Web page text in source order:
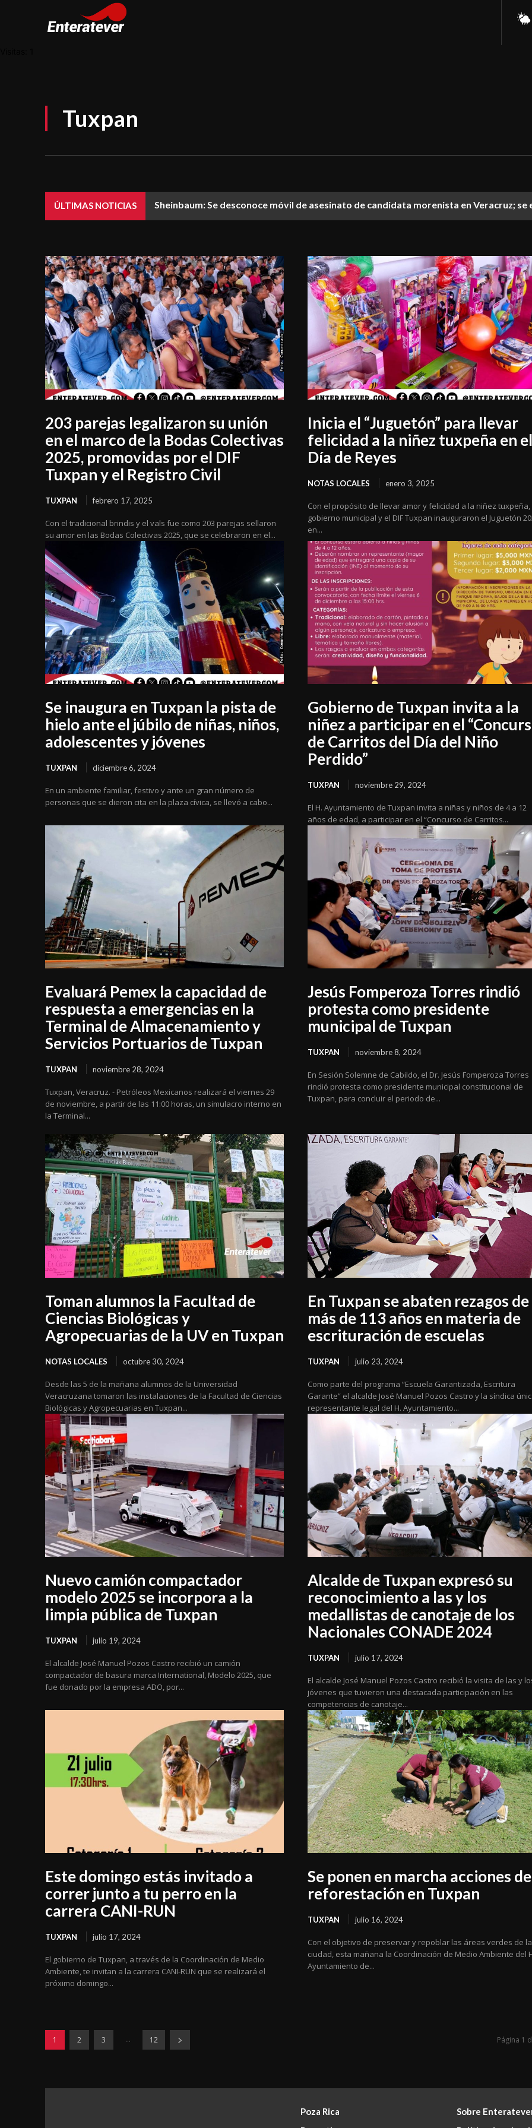
Tuxpan
ÚLTIMAS NOTICIAS Sheinbaum: Se desconoce móvil de asesinato de candidata morenista en Veracruz; se
203 parejas legalizaron su unión
en el marco de la Bodas Colectivas
2025, promovidas por el DIF
Tuxpan y el Registro Civil
TUXPAN febrero 17, 2025
Con el tradicional brindis y el vals fue como 203 parejas sellaron
su amor en las Bodas Colectivas 2025, que se celebraron en el...
Inicia el “Juguetón” para llevar
felicidad a la niñez tuxpeña en
Día de Reyes
NOTAS LOCALES enero 3, 2025
Con el propósito de llevar amor y felicidad a la niñez tuxpeña,
gobierno municipal y el DIF Tuxpan inauguraron el Juguetón
en...
Se inaugura en Tuxpan la pista de
hielo ante el júbilo de niñas, niños,
adolescentes y jóvenes
TUXPAN diciembre 6, 2024
En un ambiente familiar, festivo y ante un gran número de
personas que se dieron cita en la plaza cívica, se llevó a cabo...
Gobierno de Tuxpan invita a la
niñez a participar en el
de Carritos del Día del Niño
Perdido”
TUXPAN noviembre 29, 2024
El H. Ayuntamiento de Tuxpan invita a niñas y niños de 4 a 12
años de edad, a participar en el “Concurso de Carritos...
Evaluará Pemex la capacidad de
respuesta a emergencias en la
Terminal de Almacenamiento y
Servicios Portuarios de Tuxpan
TUXPAN noviembre 28, 2024
Tuxpan, Veracruz. - Petróleos Mexicanos realizará el viernes 29
de noviembre, a partir de las 11:00 horas, un simulacro interno en
la Terminal...
Jesús Fomperoza Torres rindió
protesta como presidente
municipal de Tuxpan
TUXPAN noviembre 8, 2024
En Sesión Solemne de Cabildo, el Dr. Jesús Fomperoza Torres
rindió protesta como presidente municipal constitucional de
Tuxpan, para concluir el periodo de...
Toman alumnos la Facultad de
Ciencias Biológicas y
Agropecuarias de la UV en Tuxpan
NOTAS LOCALES octubre 30, 2024
Desde las 5 de la mañana alumnos de la Universidad
Veracruzana tomaron las instalaciones de la Facultad de Ciencias
Biológicas y Agropecuarias en Tuxpan...
En Tuxpan se abaten rezagos de
más de 113 años en materia de
escrituración de escuelas
TUXPAN julio 23, 2024
Como parte del programa “Escuela Garantizada, Escritura
Garante” el alcalde José Manuel Pozos Castro y la síndica
representante legal del H. Ayuntamiento...
Nuevo camión compactador
modelo 2025 se incorpora a la
limpia pública de Tuxpan
TUXPAN julio 19, 2024
El alcalde José Manuel Pozos Castro recibió un camión
compactador de basura marca International, Modelo 2025, que
fue donado por la empresa ADO, por...
Alcalde de Tuxpan expresó su
reconocimiento a las y los
medallistas de canotaje de los
Nacionales CONADE 2024
TUXPAN julio 17, 2024
El alcalde José Manuel Pozos Castro recibió la visita de las y
jóvenes que tuvieron una destacada participación en las
competencias de canotaje...
Este domingo estás invitado a
correr junto a tu perro en la
carrera CANI-RUN
TUXPAN julio 17, 2024
El gobierno de Tuxpan, a través de la Coordinación de Medio
Ambiente, te invitan a la carrera CANI-RUN que se realizará el
próximo domingo...
Se ponen en marcha acciones de
reforestación en Tuxpan
TUXPAN julio 16, 2024
Con el objetivo de preservar y repoblar las áreas verdes de la
ciudad, esta mañana la Coordinación de Medio Ambiente del
Ayuntamiento de...
1 2 3 ... 12 Página 1
Poza Rica
Sobre